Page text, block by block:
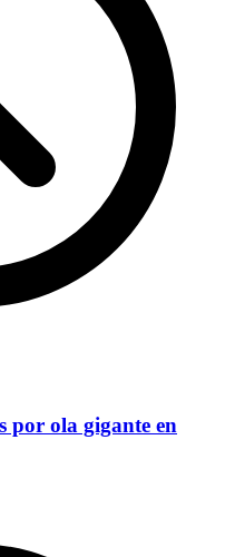
por ola gigante en